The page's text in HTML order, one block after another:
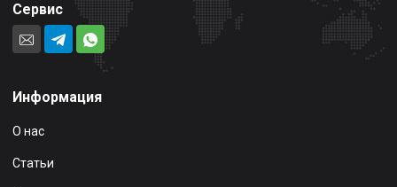
Сервис
Информация
О нас
Статьи